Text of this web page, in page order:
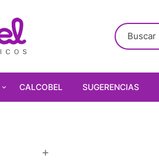
CALCOBEL SUGERENCIAS